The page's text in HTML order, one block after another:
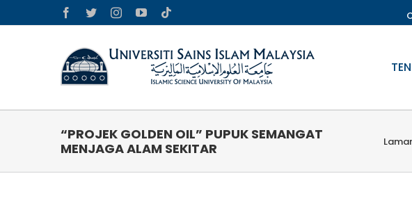
to
Facebook
TwitterInstagramYouTube
“PROJEK GOLDEN OIL” PUPUK SEMANGAT
MENJAGA ALAM SEKITAR